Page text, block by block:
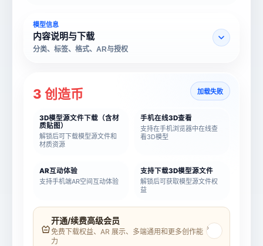
模型信息
内容说明与下载
分类、标签、格式、AR与授权
模型名称
3 创造币 加载失败
3D模型源文件下载（含材
质贴图）
解锁后可下载模型源文件和
材质资源
手机在线3D查看
支持在手机浏览器中在线查
看3D模型
AR互动体验
支持手机端AR空间互动体验
支持下载3D模型源文件
解锁后可获取模型源文件权
益
开通/续费高级会员
免费下载权益、AR 展示、多端通用和更多创作能
力
›